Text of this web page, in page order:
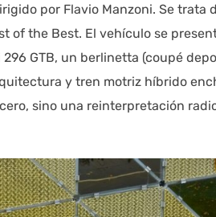
por Flavio Manzoni. Se trata
of the Best. El vehículo se
GTB, un berlinetta (coupé
y tren motriz híbrido
sino una reinterpretación